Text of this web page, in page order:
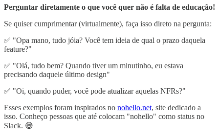
Perguntar diretamente o que você quer não é falta de educação!
Se quiser cumprimentar (virtualmente), faça isso direto na pergunta:
✅ "Opa mano, tudo jóia? Você tem ideia de qual o prazo daquela
feature?"
✅ "Olá, tudo bem? Quando tiver um minutinho, eu estava
precisando daquele último design"
✅ "Oi, quando puder, você pode atualizar aquelas NFRs?"
Esses exemplos foram inspirados no nohello.net, site dedicado a
isso. Conheço pessoas que até colocam "nohello" como status no
Slack. 😅